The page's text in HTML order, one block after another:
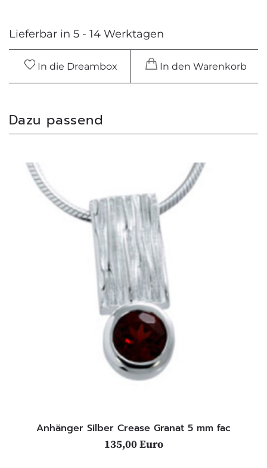
Lieferbar in 5 - 14 Werktagen
In die Dreambox In den Warenkorb
Dazu passend
Anhänger Silber Crease Granat 5 mm fac
135,00 Euro